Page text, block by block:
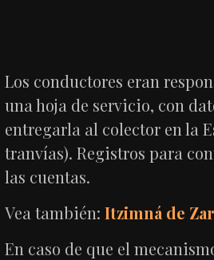
Los conductores eran
una hoja de servicio, con
entregarla al colector en la
tranvías). Registros para
las cuentas.
Vea también:Itzimná de
En caso de que el